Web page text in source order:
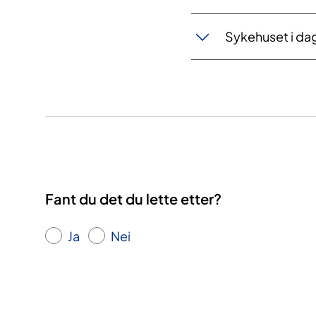
Sykehuset i
Fant du det du lette etter?
Ja Nei